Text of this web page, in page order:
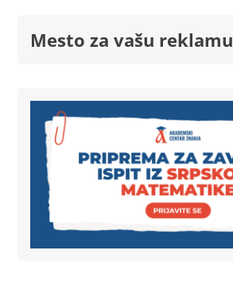
Mesto za vašu reklamu